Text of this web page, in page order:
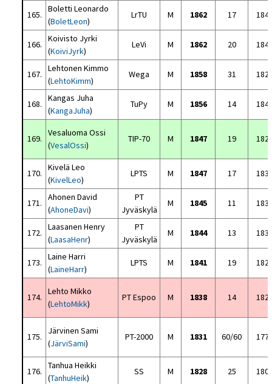
165.
Boletti Leonardo
(BoletLeon)
LrTU M 1862 17
166.
Koivisto Jyrki
(KoiviJyrk)
LeVi M 1862 20
167.
Lehtonen Kimmo
(LehtoKimm)
Wega M 1858 31
168.
Kangas Juha
(KangaJuha)
TuPy M 1856 14
169.
Vesaluoma Ossi
(VesalOssi)
TIP-70 M 1847 19
170.
Kivelä Leo
(KivelLeo)
LPTS M 1847 17
171.
Ahonen David
(AhoneDavi)
PT
Jyväskylä
M 1845 11
172.
Laasanen Henry
(LaasaHenr)
PT
Jyväskylä
M 1844 13
173.
Laine Harri
(LaineHarr)
LPTS M 1841 19
174.
Lehto Mikko
(LehtoMikk)
PT Espoo M 1838 14
175.
Järvinen Sami
(JärviSami)
PT-2000 M 1831 60/60
176.
Tanhua Heikki
(TanhuHeik)
SS M 1828 25